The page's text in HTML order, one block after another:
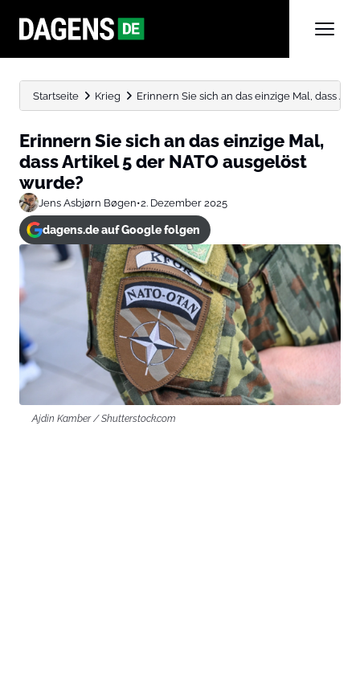
Startseite Krieg Erinnern Sie sich an das einzige Mal, dass
Erinnern Sie sich an das einzige Mal,
dass Artikel 5 der NATO ausgelöst
wurde?
Jens Asbjørn Bøgen•2. Dezember 2025
dagens.de auf Google folgen
Ajdin Kamber / Shutterstock.com